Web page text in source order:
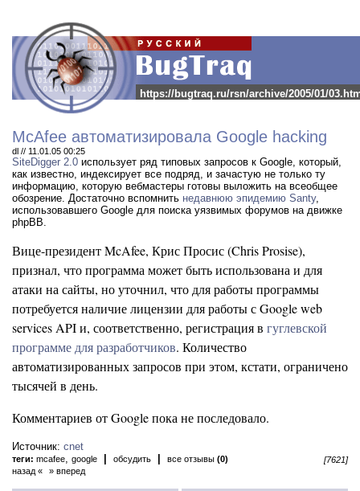
https://bugtraq.ru/rsn/archive/2005/01/
McAfee автоматизировала Google hacking
dl // 11.01.05 00:25
SiteDigger 2.0 использует ряд типовых запросов к Google, который,
как известно, индексирует все подряд, и зачастую не только ту
информацию, которую вебмастеры готовы выложить на всеобщее
обозрение. Достаточно вспомнить недавнюю эпидемию Santy,
использовавшего Google для поиска уязвимых форумов на движке
phpBB.
Вице-президент McAfee, Крис Просис (Chris Prosise),
признал, что программа может быть использована и для
атаки на сайты, но уточнил, что для работы программы
потребуется наличие лицензии для работы с Google web
services API и, соответственно, регистрация в гуглевской
программе для разработчиков. Количество
автоматизированных запросов при этом, кстати, ограничено
тысячей в день.
Комментариев от Google пока не последовало.
Источник: cnet
теги: mcafee, google обсудить все отзывы (0)
[7621]
назад «
» вперед